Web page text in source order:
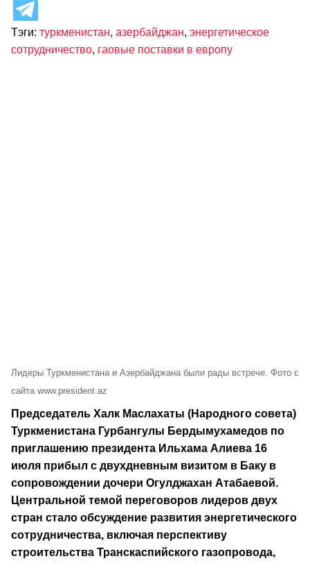
Тэги: туркменистан, азербайджан, энергетическое
сотрудничество, гаовые поставки в европу
Лидеры Туркменистана и Азербайджана были рады встрече. Фото с
сайта www.president.az
Председатель Халк Маслахаты (Народного совета)
Туркменистана Гурбангулы Бердымухамедов по
приглашению президента Ильхама Алиева 16
июля прибыл с двухдневным визитом в Баку в
сопровождении дочери Огулджахан Атабаевой.
Центральной темой переговоров лидеров двух
стран стало обсуждение развития энергетического
сотрудничества, включая перспективу
строительства Транскаспийского газопровода,